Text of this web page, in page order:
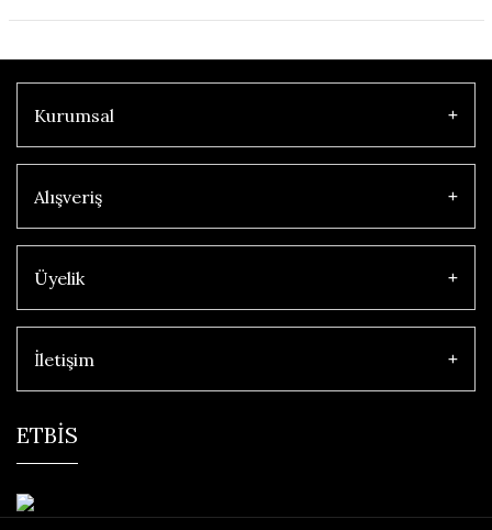
Kurumsal
Alışveriş
Üyelik
İletişim
ETBİS